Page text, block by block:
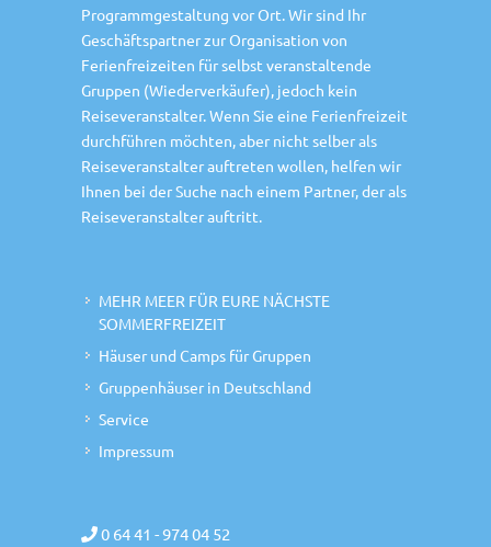
Programmgestaltung vor Ort. Wir sind Ihr
Geschäftspartner zur Organisation von
Ferienfreizeiten für selbst veranstaltende
Gruppen (Wiederverkäufer), jedoch kein
Reiseveranstalter. Wenn Sie eine Ferienfreizeit
durchführen möchten, aber nicht selber als
Reiseveranstalter auftreten wollen, helfen wir
Ihnen bei der Suche nach einem Partner, der als
Reiseveranstalter auftritt.
MEHR MEER FÜR EURE NÄCHSTE
SOMMERFREIZEIT
Häuser und Camps für Gruppen
Gruppenhäuser in Deutschland
Service
Impressum
0 64 41 - 974 04 52